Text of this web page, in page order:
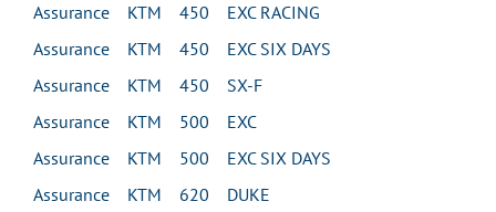
Assurance KTM 450 EXC RACING
Assurance KTM 450 EXC SIX DAYS
Assurance KTM 450 SX-F
Assurance KTM 500 EXC
Assurance KTM 500 EXC SIX DAYS
Assurance KTM 620 DUKE